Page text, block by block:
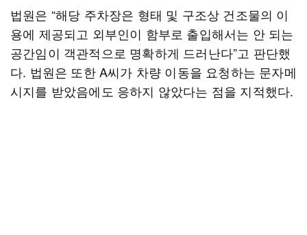
법원은 “해당 주차장은 형태 및 구조상 건조물의 이
용에 제공되고 외부인이 함부로 출입해서는 안 되는
공간임이 객관적으로 명확하게 드러난다”고 판단했
다. 법원은 또한 A씨가 차량 이동을 요청하는 문자메
시지를 받았음에도 응하지 않았다는 점을 지적했다.